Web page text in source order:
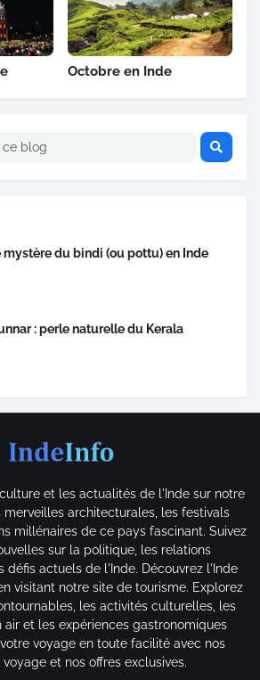
Octobre en Inde
mystère du bindi (ou pottu) en Inde
: perle naturelle du Kerala
et les actualités de l'Inde sur notre
merveilles architecturales, les festivals
millénaires de ce pays fascinant. Suivez
sur la politique, les relations
défis actuels de l'Inde. Découvrez l'Inde
visitant notre site de tourisme. Explorez
les activités culturelles, les
air et les expériences gastronomiques
voyage en toute facilité avec nos
et nos offres exclusives.